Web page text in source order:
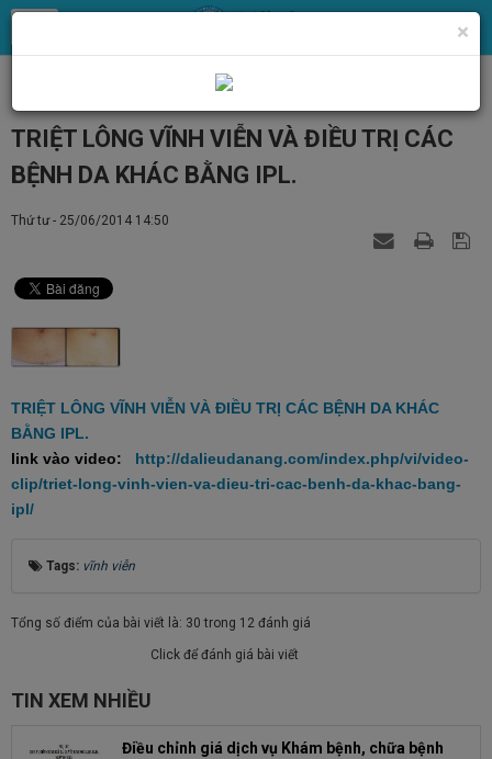
Chăm sóc da - Thẩm mỹ
TRIỆT LÔNG VĨNH VIỄN VÀ ĐIỀU TRỊ CÁC
BỆNH DA KHÁC BẰNG IPL.
Thứ tư - 25/06/2014 14:50
TRIỆT LÔNG VĨNH VIỄN VÀ ĐIỀU TRỊ CÁC BỆNH DA KHÁC
BẰNG IPL.
link vào video: http://dalieudanang.com/index.php/vi/video-
clip/triet-long-vinh-vien-va-dieu-tri-cac-benh-da-khac-bang-
ipl/
Tags: vĩnh viễn
Tổng số điểm của bài viết là: 30 trong 12 đánh giá
Click để đánh giá bài viết
TIN XEM NHIỀU
Điều chỉnh giá dịch vụ Khám bệnh, chữa bệnh
×